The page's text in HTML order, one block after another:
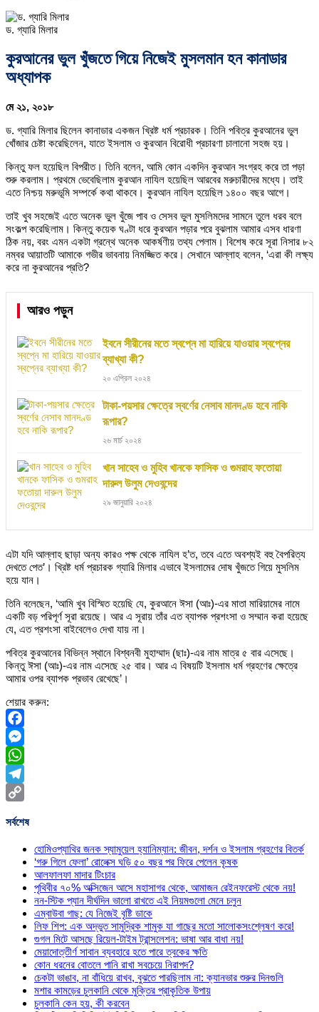
ড. গ্যারি মিলার
কুরআনের ভুল খুঁজতে গিয়ে নিজেই মুসলমান হন কানাডার
অধ্যাপক
মে ২১, ২০১৮
ড. গ্যারি মিলার ছিলেন কানাডার একজন খ্রিষ্ট ধর্ম প্রচারক। তিনি পবিত্র কুরআনের ভুল
খোঁজার চেষ্টা করেছিলেন, যাতে ইসলাম ও কুরআন বিরোধী প্রচারণা চালানো সহজ হয়।
কিন্তু ফল হয়েছিল বিপরীত। তিনি বলেন, আমি কোন একদিন কুরআন সংগ্রহ করে তা পড়া
শুরু করলাম। প্রথমে ভেবেছিলাম কুরআন নাযিল হয়েছিল আরবের মরুচারীদের মধ্যে। তাই
এতে নিশ্চয় মরুভূমি সম্পর্কে কথা থাকবে। কুরআন নাযিল হয়েছিল ১৪০০ বছর আগে।
তাই খুব সহজেই এতে অনেক ভুল খুঁজে পাব ও সেসব ভুল মুসলিমদের সামনে তুলে ধরব বলে
সংকল্প করেছিলাম। কিন্তু কয়েক ঘণ্টা ধরে কুরআন পড়ার পরে বুঝলাম আমার এসব ধারণা
ঠিক নয়, বরং এমন একটা গ্রন্থে অনেক আকর্ষণীয় তথ্য পেলাম। বিশেষ করে সূরা নিসার ৮২
নম্বর আয়াতটি আমাকে গভীর ভাবনায় নিমজ্জিত করে। সেখানে আল্লাহ বলেন, ‘এরা কী লক্ষ্য
করে না কুরআনের প্রতি?
আরও পড়ুন
ইবনে সীরীনের মতে স্বপ্নে মা হারিয়ে যাওয়ার স্বপ্নের
ব্যাখ্যা কী?
২০ এপ্রিল ২০২৪
টাকা-পয়সার ক্ষেত্রে স্বর্ণের নেসাব মানদণ্ড হবে নাকি
রূপার?
২৬ মার্চ ২০২৪
খান সাহেব ও মুহিব খানকে ফাসিক ও গুমরাহ ফতোয়া
দারুল উলুম দেওবন্দের
২৯ জানুয়ারি ২০২৪
এটা যদি আল্লাহ ছাড়া অন্য কারও পক্ষ থেকে নাযিল হ’ত, তবে এতে অবশ্যই বহু বৈপরিত্য
দেখতে পেত’। খ্রিষ্ট ধর্ম প্রচারক গ্যারি মিলার এভাবে ইসলামের দোষ খুঁজতে গিয়ে মুসলিম
হয়ে যান।
তিনি বলেছেন, ‘আমি খুব বিস্মিত হয়েছি যে, কুরআনে ঈসা (আঃ)-এর মাতা মারিয়ামের নামে
একটি বড় পরিপূর্ণ সূরা রয়েছে। আর এ সূরায় তাঁর এত ব্যাপক প্রশংসা ও সম্মান করা হয়েছে
যে, এত প্রশংসা বাইবেলেও দেখা যায় না।
পবিত্র কুরআনের বিভিন্ন স্থানে বিশ্বনবী মুহাম্মাদ (ছাঃ)-এর নাম মাত্র ৫ বার এসেছে।
কিন্তু ঈসা (আঃ)-এর নাম এসেছে ২৫ বার। আর এ বিষয়টি ইসলাম ধর্ম গ্রহণের ক্ষেত্রে
আমার ওপর ব্যাপক প্রভাব রেখেছে’।
শেয়ার করুন:
Facebook
Messenger
WhatsApp
Telegram
Link
সর্বশেষ
হোমিওপ্যাথির জনক স্যামুয়েল হ্যানিম্যান: জীবন, দর্শন ও ইসলাম গ্রহণের বিতর্ক
‘গরু গিলে ফেলা’ রোলেক্স ঘড়ি ৫০ বছর পর ফিরে পেলেন কৃষক
আলফালফা মাদার টিংচার
পৃথিবীর ৭০% অক্সিজেন আসে মহাসাগর থেকে, আমাজন রেইনফরেস্ট থেকে নয়!
নন-স্টিক প্যান দীর্ঘদিন ভালো রাখতে এই নিয়মগুলো মেনে চলুন
এম্বাউবা গাছ: যে নিজেই বৃষ্টি ডাকে
লিফ শিপ: এক অদ্ভুত সামুদ্রিক শামুক যা গাছের মতো সালোকসংশ্লেষণ করে!
গুগল মিটে আসছে রিয়েল-টাইম ট্রান্সলেশন: ভাষা আর বাধা নয়!
মেয়াদোত্তীর্ণ সাবান ব্যবহারে হতে পারে ত্বকের ক্ষতি
কোন ধরনের বোতলে পানি রাখা সবচেয়ে নিরাপদ?
চেকটা ভাঙাব, না বাঁধিয়ে রাখব, বুঝতে পারছিলাম না: ক্যানভার শুরুর দিনগুলি
মশার কামড়ের চুলকানি থেকে মুক্তির প্রাকৃতিক উপায়
চুলকানি কেন হয়, কী করবেন